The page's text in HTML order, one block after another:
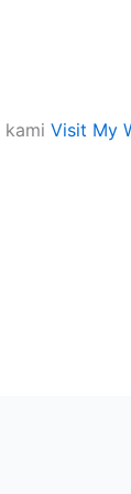
kami Visit My